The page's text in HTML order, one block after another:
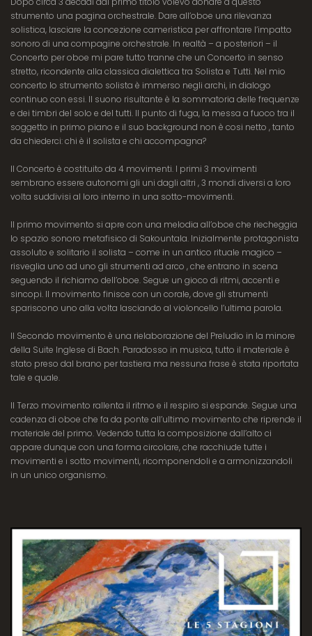
strumento una pagina orchestrale. Dare all’oboe una rilevanza
solistica, lasciare la concezione cameristica per affrontare l’impatto
sonoro di una compagine orchestrale. In realtà – a posteriori – il
Concerto per oboe mi pare tutto tranne che un Concerto in senso
stretto, ricondente alla classica dialettica tra Solista e Tutti. Nel mio
concerto lo strumento solista è immerso negli archi, in dialogo
continuo con essi. Il suono risultante è la sommatoria delle frequenze
e dei timbri del solo e del tutti. Il punto di fuga, la messa a fuoco tra il
soggetto in primo piano e il suo background non è cosi netto , tanto
da chiederci: chi è il solista e chi accompagna?
Il Concerto è costituito da 4 movimenti. I primi 3 movimenti
sembrano essere autonomi gli uni dagli altri , 3 mondi diversi a loro
volta suddivisi al loro interno in una sotto-movimenti.
Il primo movimento si apre con una melodia all’oboe che riecheggia
lo spazio sonoro metafisico di Sakountala. Inizialmente protagonista
assoluto e solitario il solista – come in un antico rituale magico –
risveglia uno ad uno gli strumenti ad arco , che entrano in scena
seguendo il richiamo dell’oboe. Segue un gioco di ritmi, accenti e
sincopi. Il movimento finisce con un corale, dove gli strumenti
spariscono uno alla volta lasciando al violoncello l’ultima parola.
Il Secondo movimento è una rielaborazione del Preludio in la minore
della Suite Inglese di Bach. Paradosso in musica, tutto il materiale è
stato preso dal brano per tastiera ma nessuna frase è stata riportata
tale e quale.
Il Terzo movimento rallenta il ritmo e il respiro si espande. Segue una
cadenza di oboe che fa da ponte all’ultimo movimento che riprende il
materiale del primo. Vedendo tutta la composizione dall’alto ci
appare dunque con una forma circolare, che racchiude tutte i
movimenti e i sotto movimenti, ricomponendoli e a armonizzandoli
in un unico organismo.